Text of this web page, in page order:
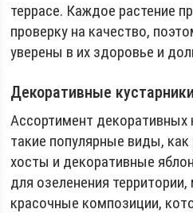
террасе. Каждое растение
проверку на качество,
уверены в их здоровье и
Декоративные кустарники
Ассортимент декоративных
такие популярные виды,
хосты и декоративные
для озеленения
красочные композиции,